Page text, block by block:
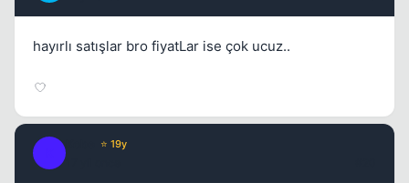
hayırlı satışlar bro fiyatLar ise çok ucuz..
⭐ 19y